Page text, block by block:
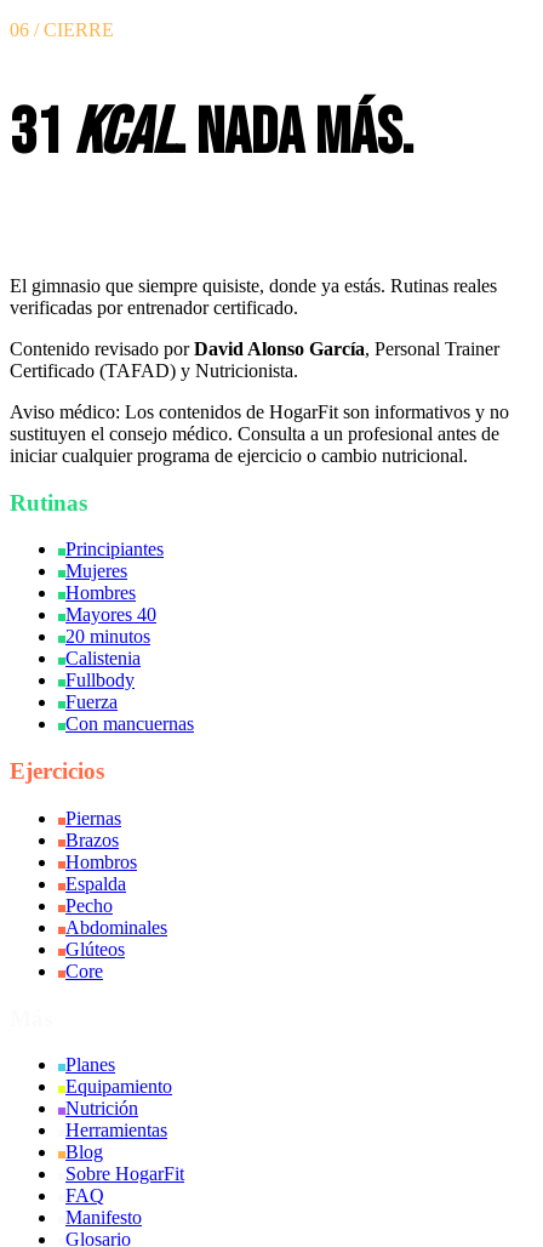
06 / CIERRE
31 KCAL. NADA MÁS.
El gimnasio que siempre quisiste, donde ya estás. Rutinas reales
verificadas por entrenador certificado.
Contenido revisado porDavid Alonso García, Personal Trainer
Certificado (TAFAD) y Nutricionista.
Aviso médico: Los contenidos de HogarFit son informativos y no
sustituyen el consejo médico. Consulta a un profesional antes de
iniciar cualquier programa de ejercicio o cambio nutricional.
Rutinas
Principiantes
Mujeres
Hombres
Mayores 40
20 minutos
Calistenia
Fullbody
Fuerza
Con mancuernas
Ejercicios
Piernas
Brazos
Hombros
Espalda
Pecho
Abdominales
Glúteos
Core
Planes
Equipamiento
Nutrición
Herramientas
Blog
Sobre HogarFit
FAQ
Manifesto
Glosario